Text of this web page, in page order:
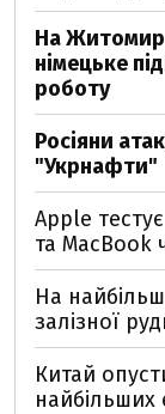
На
німецьке
роботу
Росіяни
"Укрнафти"
Apple
та MacBook
На
залізної
Китай
найбільших